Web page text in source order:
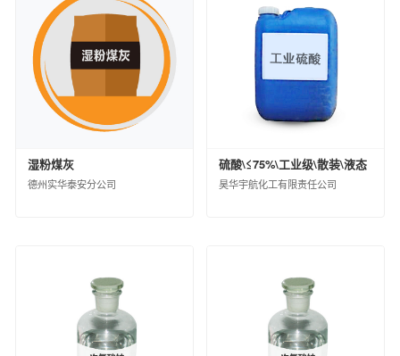
沈阳橡胶研究设计院有限公司
中昊（大连）化工研究设计院有限公司
广州合成材料研究院有限公司
昊华骏化集团有限公司
中化塑料有限公司
中蓝国际化工有限公司
淮安骏盛新能源科技有限公司
中化石化销售有限公司
中化石油销售有限公司
安道麦（北京）农业技术有限公司
中化环境控股有限公司
杭州水处理技术研究开发中心有限公司
扬州中化化雨环保有限公司
湿粉煤灰
德州实华泰安分公司
硫酸\≤75%\工业级\散装\液态
昊华宇航化工有限责任公司